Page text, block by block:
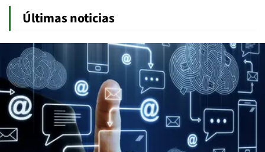
Últimas noticias